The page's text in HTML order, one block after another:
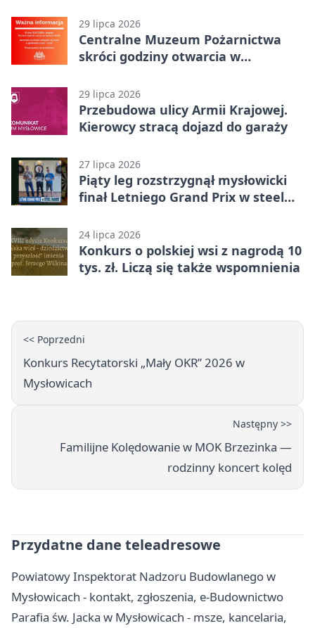
29 lipca 2026
Centralne Muzeum Pożarnictwa
skróci godziny otwarcia w
29 lipca 2026
Przebudowa ulicy Armii Krajowej.
Kierowcy stracą dojazd do garaży
27 lipca 2026
Piąty leg rozstrzygnął mysłowicki
finał Letniego Grand Prix w steel
24 lipca 2026
Konkurs o polskiej wsi z nagrodą 10
tys. zł. Liczą się także wspomnienia
<< Poprzedni
Konkurs Recytatorski „Mały OKR” 2026 w
Mysłowicach
Następny >>
Familijne Kolędowanie w MOK Brzezinka —
rodzinny koncert kolęd
Przydatne dane teleadresowe
Powiatowy Inspektorat Nadzoru Budowlanego w
Mysłowicach - kontakt, zgłoszenia, e-Budownictwo
Parafia św. Jacka w Mysłowicach - msze, kancelaria,